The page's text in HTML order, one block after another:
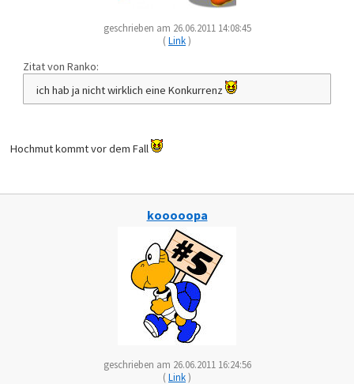
geschrieben am 26.06.2011 14:08:45
(Link)
Zitat von Ranko:
ich hab ja nicht wirklich eine Konkurrenz
Hochmut kommt vor dem Fall
kooooopa
geschrieben am 26.06.2011 16:24:56
(Link)